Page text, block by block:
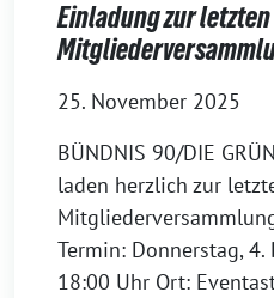
Einladung zur letzten
25. November 2025
BÜNDNIS 90/DIE
laden herzlich zur
Termin: Donnerstag, 4.
18:00 Uhr Ort: